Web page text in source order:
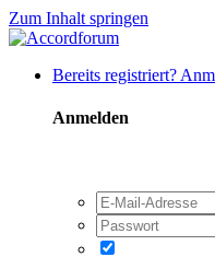
Zum Inhalt springen
Bereits registriert?
Anmelden